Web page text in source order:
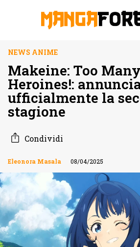
NEWS ANIME
Makeine: Too
Heroines!:
ufficialmente la
stagione
Condividi
Eleonora Masala 08/04/2025